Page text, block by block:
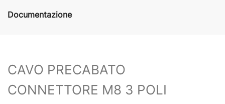
Documentazione
CAVO PRECABATO
CONNETTORE M8 3 POLI